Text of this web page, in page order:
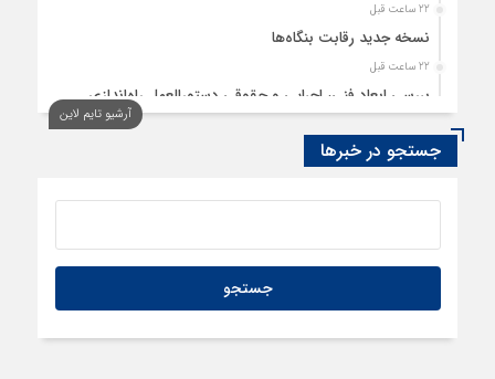
22 ساعت قبل
نسخه جدید رقابت‌ بنگاه‌ها
22 ساعت قبل
بررسی ابعاد فنی، اجرایی و حقوقی دستورالعمل راه‌اندازی
نیروگاه‌های برق خورشیدی هیبریدی در ساختمان‌ها
22 ساعت قبل
23 ساعت قبل
تعرفه‌های وزارت صمت در فرآیند ثبت‌سفارش
آرشیو تایم لاین
جستجو در خبرها